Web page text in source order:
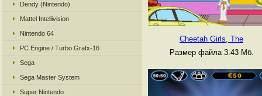
Dendy (Nintendo)
Mattel Intellivision
Nintendo 64
PC Engine / Turbo Grafx-16
Sega
Sega Master System
Super Nintendo
Cheetah Girls, The
Размер файла 3.43 Мб.